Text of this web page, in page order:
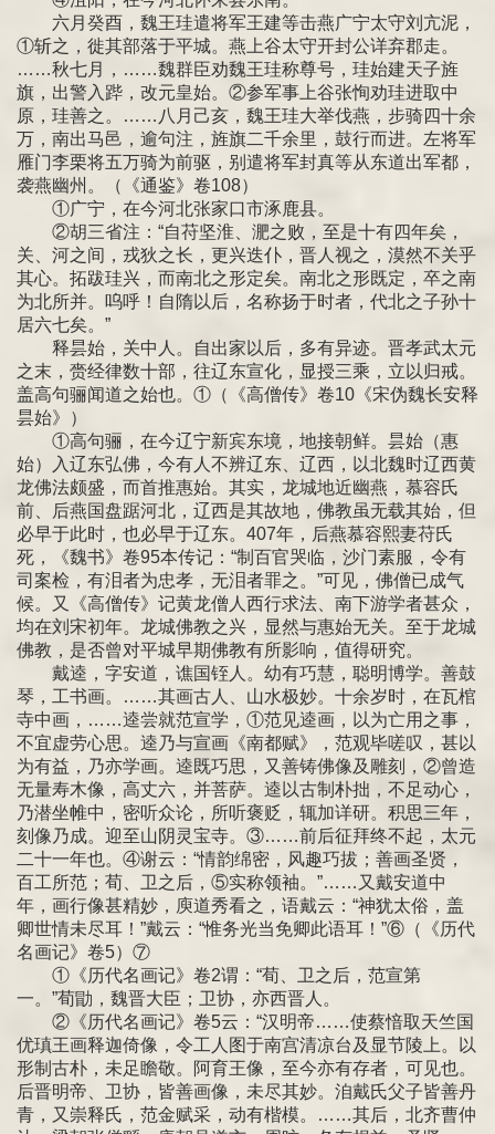
六月癸酉，魏王珪遣将军王建等击燕广宁太守刘亢泥，
①斩之，徙其部落于平城。燕上谷太守开封公详弃郡走。
……秋七月，……魏群臣劝魏王珪称尊号，珪始建天子旌
旗，出警入跸，改元皇始。②参军事上谷张恂劝珪进取中
原，珪善之。……八月己亥，魏王珪大举伐燕，步骑四十余
万，南出马邑，逾句注，旌旗二千余里，鼓行而进。左将军
雁门李栗将五万骑为前驱，别遣将军封真等从东道出军都，
袭燕幽州。（《通鉴》卷108）
①广宁，在今河北张家口市涿鹿县。
②胡三省注：“自苻坚淮、淝之败，至是十有四年矣，
关、河之间，戎狄之长，更兴迭仆，晋人视之，漠然不关乎
其心。拓跋珪兴，而南北之形定矣。南北之形既定，卒之南
为北所并。呜呼！自隋以后，名称扬于时者，代北之子孙十
居六七矣。”
释昙始，关中人。自出家以后，多有异迹。晋孝武太元
之末，赍经律数十部，往辽东宣化，显授三乘，立以归戒。
盖高句骊闻道之始也。①（《高僧传》卷10《宋伪魏长安释
昙始》）
①高句骊，在今辽宁新宾东境，地接朝鲜。昙始（惠
始）入辽东弘佛，今有人不辨辽东、辽西，以北魏时辽西黄
龙佛法颇盛，而首推惠始。其实，龙城地近幽燕，慕容氏
前、后燕国盘踞河北，辽西是其故地，佛教虽无载其始，但
必早于此时，也必早于辽东。407年，后燕慕容熙妻苻氏
死，《魏书》卷95本传记：“制百官哭临，沙门素服，令有
司案检，有泪者为忠孝，无泪者罪之。”可见，佛僧已成气
候。又《高僧传》记黄龙僧人西行求法、南下游学者甚众，
均在刘宋初年。龙城佛教之兴，显然与惠始无关。至于龙城
佛教，是否曾对平城早期佛教有所影响，值得研究。
戴逵，字安道，谯国铚人。幼有巧慧，聪明博学。善鼓
琴，工书画。……其画古人、山水极妙。十余岁时，在瓦棺
寺中画，……逵尝就范宣学，①范见逵画，以为亡用之事，
不宜虚劳心思。逵乃与宣画《南都赋》，范观毕嗟叹，甚以
为有益，乃亦学画。逵既巧思，又善铸佛像及雕刻，②曾造
无量寿木像，高丈六，并菩萨。逵以古制朴拙，不足动心，
乃潜坐帷中，密听众论，所听褒贬，辄加详研。积思三年，
刻像乃成。迎至山阴灵宝寺。③……前后征拜终不起，太元
二十一年也。④谢云：“情韵绵密，风趣巧拔；善画圣贤，
百工所范；荀、卫之后，⑤实称领袖。”……又戴安道中
年，画行像甚精妙，庾道秀看之，语戴云：“神犹太俗，盖
卿世情未尽耳！”戴云：“惟务光当免卿此语耳！”⑥（《历代
名画记》卷5）⑦
①《历代名画记》卷2谓：“荀、卫之后，范宣第
一。”荀勖，魏晋大臣；卫协，亦西晋人。
②《历代名画记》卷5云：“汉明帝……使蔡愔取天竺国
优瑱王画释迦倚像，令工人图于南宫清凉台及显节陵上。以
形制古朴，未足瞻敬。阿育王像，至今亦有存者，可见也。
后晋明帝、卫协，皆善画像，未尽其妙。洎戴氏父子皆善丹
青，又崇释氏，范金赋采，动有楷模。……其后，北齐曹仲